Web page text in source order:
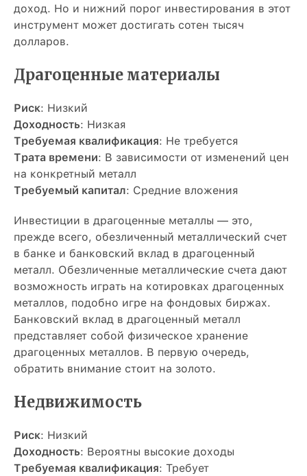
доход. Но и нижний порог инвестирования в этот
инструмент может достигать сотен тысяч
долларов.
Драгоценные материалы
Риск: Низкий
Доходность: Низкая
Требуемая квалификация: Не требуется
Трата времени: В зависимости от изменений цен
на конкретный металл
Требуемый капитал: Средние вложения
Инвестиции в драгоценные металлы — это,
прежде всего, обезличенный металлический счет
в банке и банковский вклад в драгоценный
металл. Обезличенные металлические счета дают
возможность играть на котировках драгоценных
металлов, подобно игре на фондовых биржах.
Банковский вклад в драгоценный металл
представляет собой физическое хранение
драгоценных металлов. В первую очередь,
обратить внимание стоит на золото.
Недвижимость
Риск: Низкий
Доходность: Вероятны высокие доходы
Требуемая квалификация: Требует